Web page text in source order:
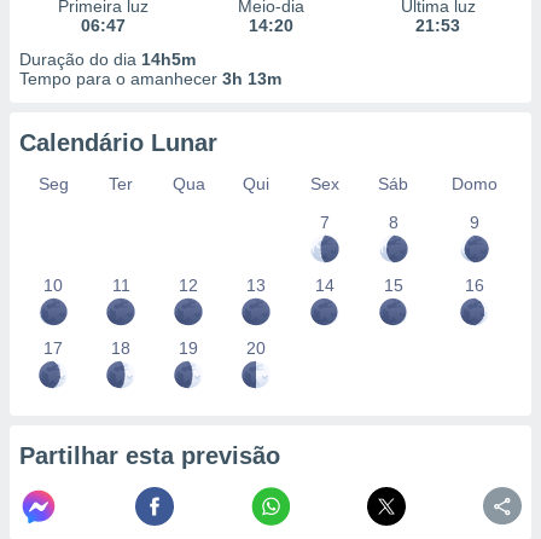
de
1199
Primeira luz
06:47
Meio-dia
14:20
Última luz
21:53
Duração do dia 14h5m
Tempo para o amanhecer 3h 13m
Calendário Lunar
Seg Ter Qua Qui Sex Sáb
Domo
7
8 9
10 11 12 13 14 15 16
17 18 19 20
Partilhar esta previsão